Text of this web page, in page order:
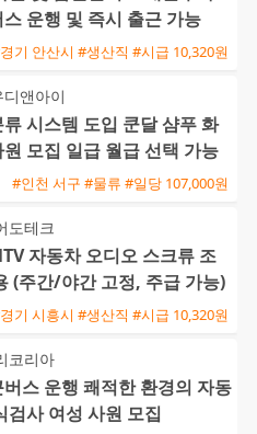
운행 및 즉시 출근 가능
기 안산시 #생산직 #시급 10,320원
앤아이
시스템 도입 쿤달 샴푸 화
모집 일급 월급 선택 가능
#인천 서구 #물류 #일당 107,000원
도테크
자동차 오디오 스크류 조
(주간/야간 고정, 주급 가능)
기 시흥시 #생산직 #시급 10,320원
코리아
스 운행 쾌적한 환경의 자동
검사 여성 사원 모집